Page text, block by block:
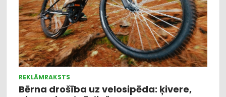
REKLĀMRAKSTS
Bērna drošība uz velosipēda: ķivere,